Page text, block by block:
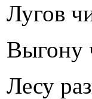
Лугов
Выгону
Лесу